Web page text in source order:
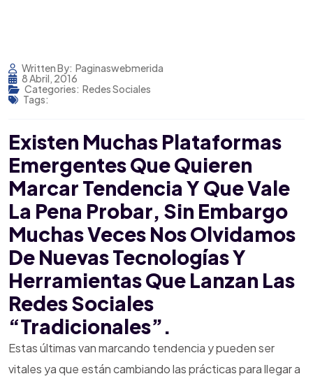
Written By: Paginaswebmerida
8 Abril, 2016
Categories: Redes Sociales
Tags:
Existen Muchas Plataformas
Emergentes Que Quieren
Marcar Tendencia Y Que Vale
La Pena Probar, Sin Embargo
Muchas Veces Nos Olvidamos
De Nuevas Tecnologías Y
Herramientas Que Lanzan Las
Redes Sociales
“tradicionales”.
Estas últimas van marcando tendencia y pueden ser
vitales ya que están cambiando las prácticas para llegar a